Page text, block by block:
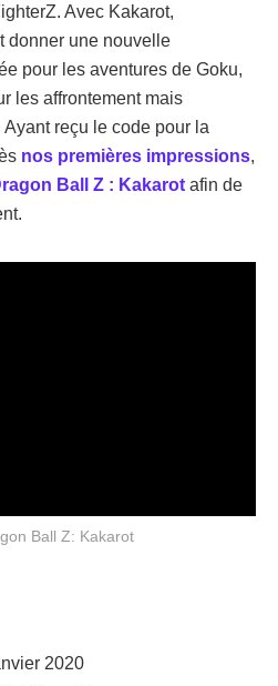
Avec Kakarot,
donner une nouvelle
pour les aventures de Goku,
les affrontement mais
reçu le code pour la
nos premières impressions,
Ball Z : Kakarot afin de
Ball Z: Kakarot
2020